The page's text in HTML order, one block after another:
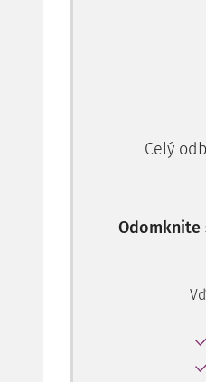
Celý
Odomknite